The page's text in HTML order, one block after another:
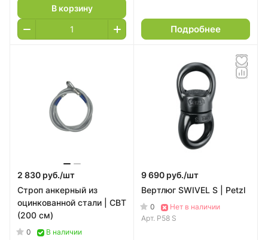
В корзину
Подробнее
2 830 руб./шт
Строп анкерный из
оцинкованной стали | СВТ
(200 см)
0
В наличии
9 690 руб./шт
Вертлюг SWIVEL S | Petzl
0
Нет в наличии
Арт. P58 S